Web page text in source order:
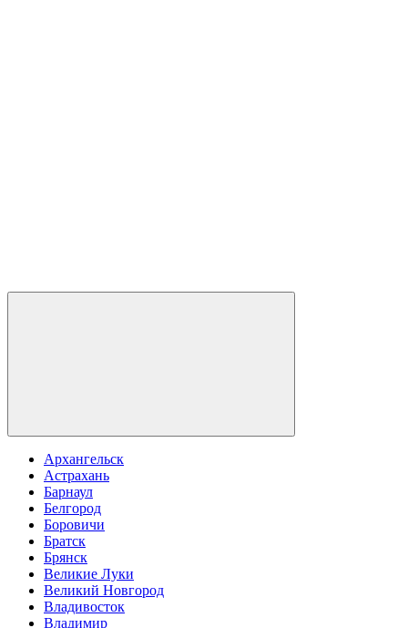
Архангельск
Астрахань
Барнаул
Белгород
Боровичи
Братск
Брянск
Великие Луки
Великий Новгород
Владивосток
Владимир